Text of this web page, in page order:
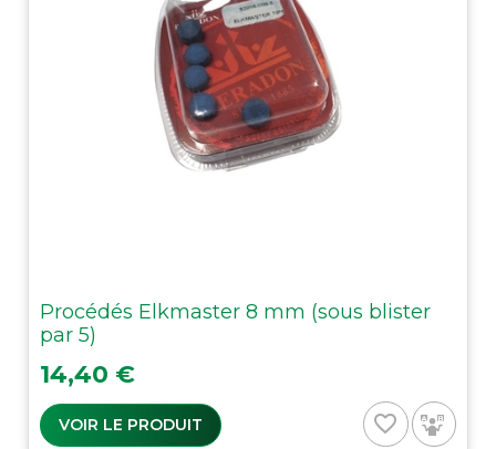
Procédés Elkmaster 8 mm (sous blister
par 5)
Prix
14,40 €
VOIR LE PRODUIT favorite_border